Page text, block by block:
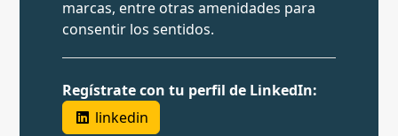
marcas, entre otras amenidades para
consentir los sentidos.
Regístrate con tu perfil de LinkedIn:
linkedin